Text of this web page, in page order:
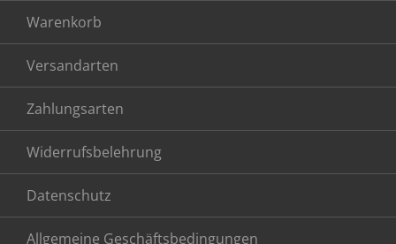
Warenkorb
Versandarten
Zahlungsarten
Widerrufsbelehrung
Datenschutz
Allgemeine Geschäftsbedingungen